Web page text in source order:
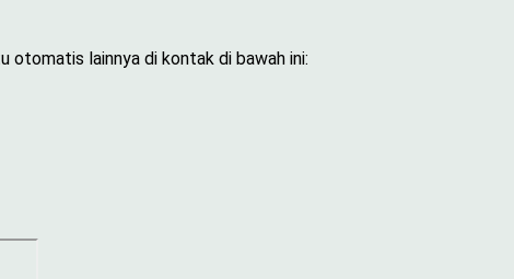
otomatis lainnya di kontak di bawah ini: